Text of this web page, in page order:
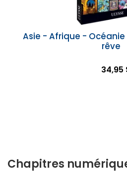
Asie - Afrique -
rêve
34,95
Chapitres